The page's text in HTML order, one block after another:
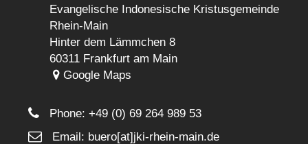
Evangelische Indonesische Kristusgemeinde
Rhein-Main
Hinter dem Lämmchen 8
60311 Frankfurt am Main
Google Maps
Phone:+49 (0) 69 264 989 53
Email: buero[at]jki-rhein-main.de